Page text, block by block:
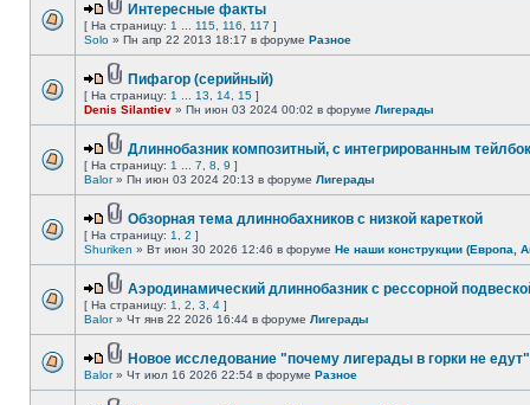
Интересные факты
[ На страницу: 1 115 116 117 ]
Solo » Пн апр 22 2013 18:17 в форуме Разное
Пифагор (серийный)
[ На страницу: 1 13 14 15 ]
Denis Silantiev » Пн июн 03 2024 00:02 в форуме Лигерады
Длиннобазник композитный, с интегрированным
[ На страницу: 1 7 8 9 ]
Balor» Пн июн 03 2024 20:13 в форуме Лигерады
Обзорная тема длиннобахников с низкой кареткой
[ На страницу: 1 2 ]
Shuriken » Вт июн 30 2026 12:46 в форуме Не наши конструкции (Европа,
Аэродинамический длиннобазник с рессорной
[ На страницу: 1 2 3 4 ]
Balor» Чт янв 22 2026 16:44 в форуме Лигерады
Новое исследование "почему лигерады в горки не
Balor» Чт июл 16 2026 22:54 в форуме Разное